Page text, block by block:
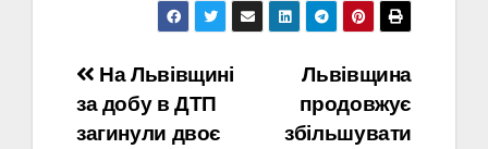
Навігація
записів
Львівщина
продовжує
збільшувати
На Львівщині
за добу в ДТП
загинули двоє